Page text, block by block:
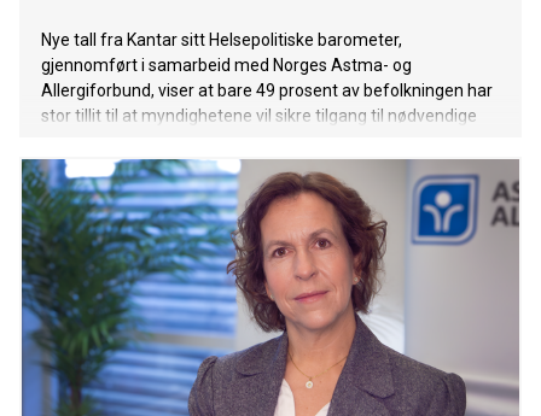
Nye tall fra Kantar sitt Helsepolitiske barometer,
gjennomført i samarbeid med Norges Astma- og
Allergiforbund, viser at bare 49 prosent av befolkningen har
stor tillit til at myndighetene vil sikre tilgang til nødvendige
like mange – 44 prosent – at de har liten tillit.